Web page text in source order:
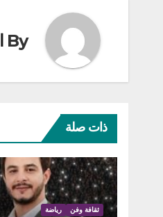
By
ذات صلة
ثقافة وفن رياضة